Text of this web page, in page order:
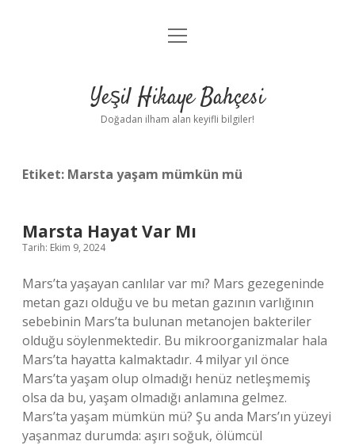
Anasayfa
Yasal Uyarı
menüyü
Yeşil Hikaye Bahçesi
Doğadan ilham alan keyifli bilgiler!
Etiket: Marsta yaşam mümkün mü
Marsta Hayat Var Mı
Tarih: Ekim 9, 2024
Mars’ta yaşayan canlılar var mı? Mars gezegeninde
metan gazı olduğu ve bu metan gazının varlığının
sebebinin Mars’ta bulunan metanojen bakteriler
olduğu söylenmektedir. Bu mikroorganizmalar hala
Mars’ta hayatta kalmaktadır. 4 milyar yıl önce
Mars’ta yaşam olup olmadığı henüz netleşmemiş
olsa da bu, yaşam olmadığı anlamına gelmez.
Mars’ta yaşam mümkün mü? Şu anda Mars’ın yüzeyi
yaşanmaz durumda: aşırı soğuk, ölümcül